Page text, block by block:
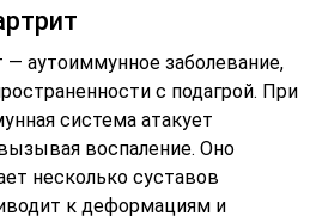
аутоиммунное заболевание,
с подагрой. При
система атакует
воспаление. Оно
несколько суставов
к деформациям и